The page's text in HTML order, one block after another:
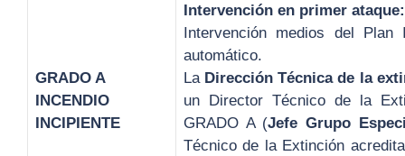
GRADO A
INCENDIO
INCIPIENTE
Intervención en primer
Intervención medios del Plan
automático.
La Dirección Técnica de la
un Director Técnico de la
GRADO A (Jefe Grupo
Técnico de la Extinción